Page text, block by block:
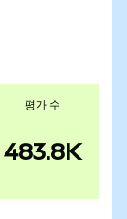
평가 수
483.8K